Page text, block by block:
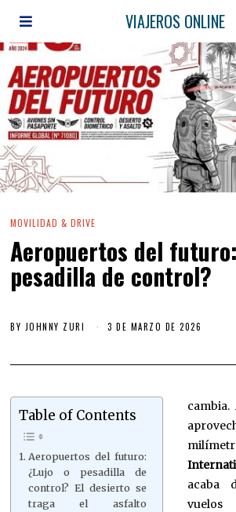
VIAJEROS ONLINE
MOVILIDAD & DRIVE
Aeropuertos del
pesadilla de control?
BY JOHNNY ZURI 3 DE MARZO DE 2026
Table of Contents
Aeropuertos del futuro:
¿Lujo o pesadilla de
control? El desierto se
traga el asfalto
acaba